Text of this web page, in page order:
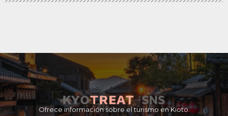
Ofrece información sobre el turismo en Kioto.